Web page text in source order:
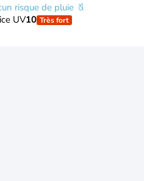
risque de pluie
UV10 Très fort